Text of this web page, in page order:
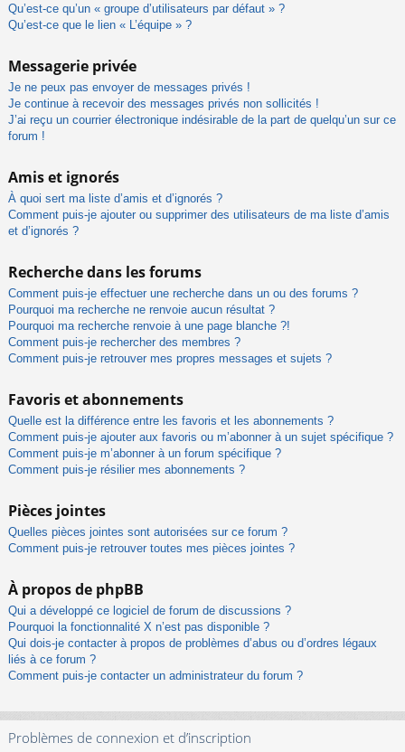
Qu’est-ce qu’un « groupe d’utilisateurs par défaut » ?
Qu’est-ce que le lien « L’équipe » ?
Messagerie privée
Je ne peux pas envoyer de messages privés !
Je continue à recevoir des messages privés non sollicités !
J’ai reçu un courrier électronique indésirable de la part de quelqu’un sur ce
forum !
Amis et ignorés
À quoi sert ma liste d’amis et d’ignorés ?
Comment puis-je ajouter ou supprimer des utilisateurs de ma liste d’amis
et d’ignorés ?
Recherche dans les forums
Comment puis-je effectuer une recherche dans un ou des forums ?
Pourquoi ma recherche ne renvoie aucun résultat ?
Pourquoi ma recherche renvoie à une page blanche ?!
Comment puis-je rechercher des membres ?
Comment puis-je retrouver mes propres messages et sujets ?
Favoris et abonnements
Quelle est la différence entre les favoris et les abonnements ?
Comment puis-je ajouter aux favoris ou m’abonner à un sujet spécifique ?
Comment puis-je m’abonner à un forum spécifique ?
Comment puis-je résilier mes abonnements ?
Pièces jointes
Quelles pièces jointes sont autorisées sur ce forum ?
Comment puis-je retrouver toutes mes pièces jointes ?
À propos de phpBB
Qui a développé ce logiciel de forum de discussions ?
Pourquoi la fonctionnalité X n’est pas disponible ?
Qui dois-je contacter à propos de problèmes d’abus ou d’ordres légaux
liés à ce forum ?
Comment puis-je contacter un administrateur du forum ?
Problèmes de connexion et d’inscription